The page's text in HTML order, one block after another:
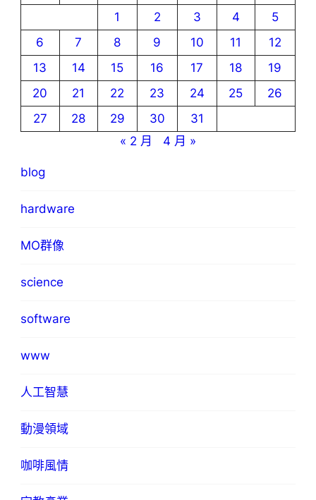
1
2 3 4
5
6
7 8 9 10 11
12
13
14 15 16 17 18
19
20
21 22 23 24 25
26
27
28 29 30
31
« 2 月
4 月 »
blog
hardware
MO群像
science
software
www
人工智慧
動漫領域
咖啡風情